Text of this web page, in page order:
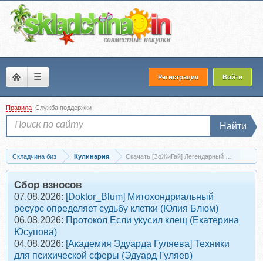
☰ Регистрация Войти
Правила Служба поддержки
Найти
Складчина биз Кулинария Скачать [ЗоЖиГай] Легендарный
Сбор взносов
07.08.2026: [Doktor_Blum] Митохондриальный
ресурс определяет судьбу клетки (Юлия Блюм)
06.08.2026: Протокол Если укусил клещ (Екатерина
Юсупова)
04.08.2026: [Академия Эдуарда Гуляева] Техники
для психической сферы (Эдуард Гуляев)